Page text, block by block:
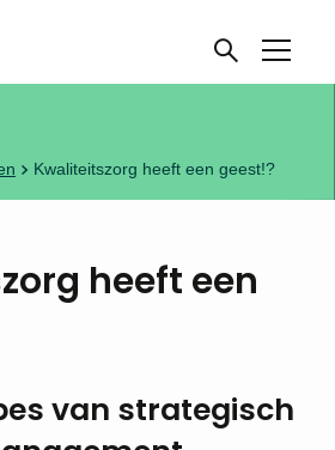
Kwaliteitszorg heeft een geest!?
heeft een
van strategisch